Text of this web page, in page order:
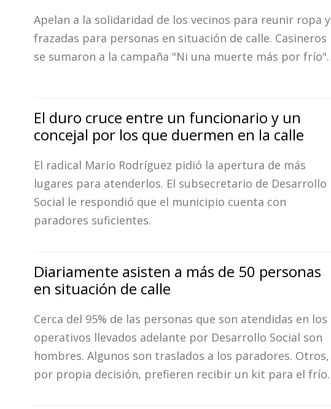
Apelan a la solidaridad de los vecinos para reunir ropa y
frazadas para personas en situación de calle. Casineros
se sumaron a la campaña "Ni una muerte más por frío".
El duro cruce entre un funcionario y un
concejal por los que duermen en la calle
El radical Mario Rodríguez pidió la apertura de más
lugares para atenderlos. El subsecretario de Desarrollo
Social le respondió que el municipio cuenta con
paradores suficientes.
Diariamente asisten a más de 50 personas
en situación de calle
Cerca del 95% de las personas que son atendidas en los
operativos llevados adelante por Desarrollo Social son
hombres. Algunos son traslados a los paradores. Otros,
por propia decisión, prefieren recibir un kit para el frío.